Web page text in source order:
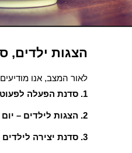
הצגות ילדים,
לאור המצב, אנו
1. סדנת הפעלה לפעוטות בימי ראשון ורביעי.
2. הצגות לילדים – יום שני.
3. סדנת יצירה לילדים – יום רביעי